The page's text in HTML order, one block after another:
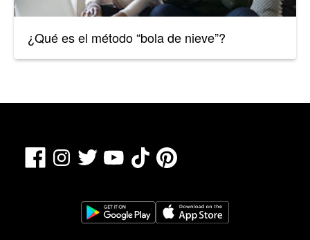
¿Qué es el método “bola de nieve”?
FacebookInstagram
Twitter YouTubeTikTokPinterest